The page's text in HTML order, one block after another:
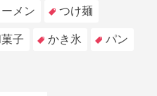
メン つけ麺
子 かき氷 パン